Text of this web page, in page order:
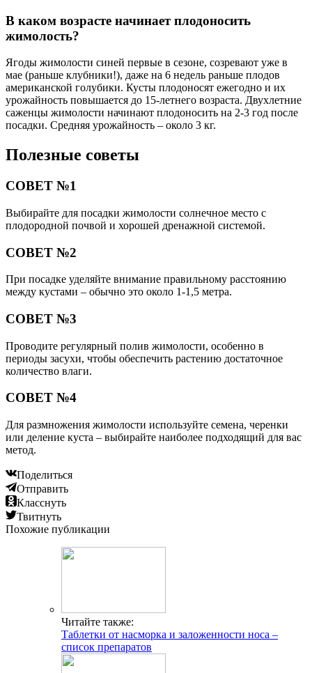
В каком возрасте начинает плодоносить
жимолость?
Ягоды жимолости синей первые в сезоне, созревают уже в
мае (раньше клубники!), даже на 6 недель раньше плодов
американской голубики. Кусты плодоносят ежегодно и их
урожайность повышается до 15-летнего возраста. Двухлетние
саженцы жимолости начинают плодоносить на 2-3 год после
посадки. Средняя урожайность – около 3 кг.
Полезные советы
СОВЕТ №1
Выбирайте для посадки жимолости солнечное место с
плодородной почвой и хорошей дренажной системой.
СОВЕТ №2
При посадке уделяйте внимание правильному расстоянию
между кустами – обычно это около 1-1,5 метра.
СОВЕТ №3
Проводите регулярный полив жимолости, особенно в
периоды засухи, чтобы обеспечить растению достаточное
количество влаги.
СОВЕТ №4
Для размножения жимолости используйте семена, черенки
или деление куста – выбирайте наиболее подходящий для вас
метод.
Поделиться
Отправить
Класснуть
Твитнуть
Похожие публикации
Читайте также:
Таблетки от насморка и заложенности носа –
список препаратов